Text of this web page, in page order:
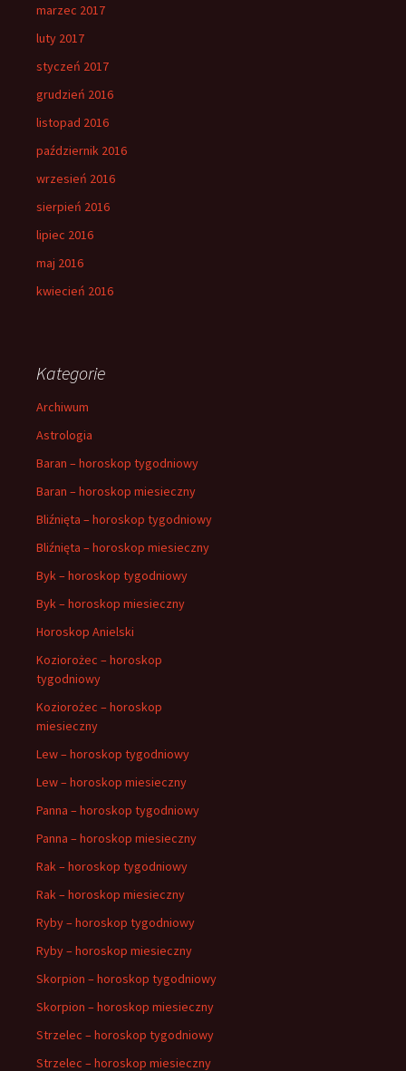
marzec 2017
luty 2017
styczeń 2017
grudzień 2016
listopad 2016
październik 2016
wrzesień 2016
sierpień 2016
lipiec 2016
maj 2016
kwiecień 2016
Kategorie
Archiwum
Astrologia
Baran – horoskop tygodniowy
Baran – horoskop miesieczny
Bliźnięta – horoskop tygodniowy
Bliźnięta – horoskop miesieczny
Byk – horoskop tygodniowy
Byk – horoskop miesieczny
Horoskop Anielski
Koziorożec – horoskop
tygodniowy
Koziorożec – horoskop
miesieczny
Lew – horoskop tygodniowy
Lew – horoskop miesieczny
Panna – horoskop tygodniowy
Panna – horoskop miesieczny
Rak – horoskop tygodniowy
Rak – horoskop miesieczny
Ryby – horoskop tygodniowy
Ryby – horoskop miesieczny
Skorpion – horoskop tygodniowy
Skorpion – horoskop miesieczny
Strzelec – horoskop tygodniowy
Strzelec – horoskop miesieczny